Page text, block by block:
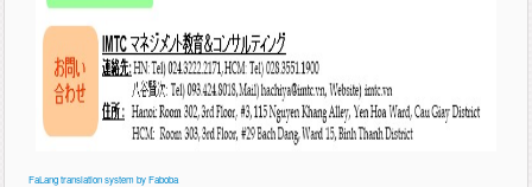
FaLang translation system by Faboba